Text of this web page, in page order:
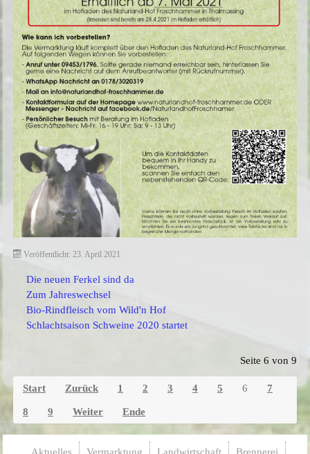
Veröffentlicht: 23. April 2021
Die neuen Ferkel sind da
Zum Jahreswechsel
Bio-Rindfleisch vom Wild'n Hof
Schlachtsaison Schweine 2020 startet
Seite 6 von 9
Start Zurück 1 2 3 4 5 6 7
8 9 Weiter Ende
Aktuelles Vermarktung Landwirtschaft Brennerei